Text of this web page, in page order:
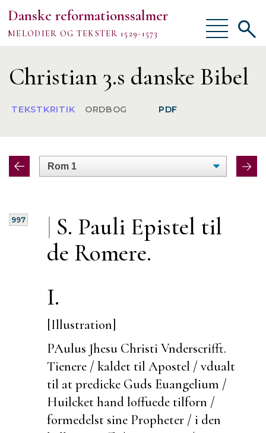
Danske reformationssalmer
MELODIER OG TEKSTER 1529-1573
Vis/skjul
menu
Om
TEKSTER
MELODIER
Vis/
Christian 3.s danske Bibel
TEKSTKRITIK ORDBOG PDF
|
997 S. Pauli Epistel til
de Romere.
I.
[Illustration]
PAulus Jhesu ChristiVnderscrifft.
Tienere / kaldet til Apostel / vdualt
til at predicke Guds Euangelium /
Huilcket hand loffuede tilforn /
formedelst sine Propheter / i den